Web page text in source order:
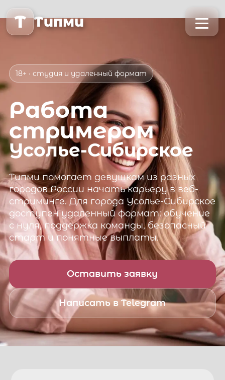
T Типми
18+ · студия и удаленный формат
Работа
стримером
Усолье-Сибирское
Типмипомогает девушкам из разных
городов России начать карьеру в веб-
стриминге. Для города Усолье-Сибирское
доступен удаленный формат: обучение
с нуля, поддержка команды, безопасный
старт и понятные выплаты.
Оставить заявку
Написать в Telegram